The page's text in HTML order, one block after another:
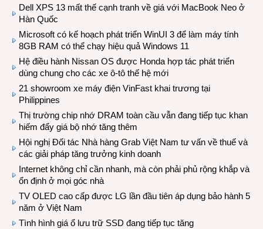
Dell XPS 13 mất thế cạnh tranh về giá với MacBook Neo ở
Hàn Quốc
Microsoft có kế hoạch phát triển WinUI 3 để làm máy tính
8GB RAM có thể chạy hiệu quả Windows 11
Hệ điều hành Nissan OS được Honda hợp tác phát triển
dùng chung cho các xe ô-tô thế hệ mới
21 showroom xe máy điện VinFast khai trương tại
Philippines
Thị trường chip nhớ DRAM toàn cầu vẫn đang tiếp tục khan
hiếm đẩy giá bộ nhớ tăng thêm
Hội nghị Đối tác Nhà hàng Grab Việt Nam tư vấn về thuế và
các giải pháp tăng trưởng kinh doanh
Internet không chỉ cần nhanh, mà còn phải phủ rộng khắp và
ổn định ở mọi góc nhà
TV OLED cao cấp được LG lần đầu tiên áp dụng bảo hành 5
năm ở Việt Nam
Tình hình giá ổ lưu trữ SSD đang tiếp tục tăng